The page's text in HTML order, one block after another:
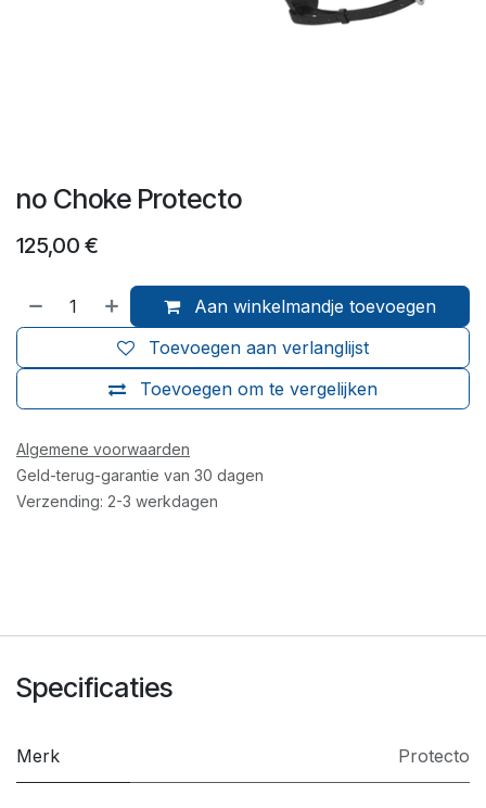
no Choke Protecto
125,00 €
Aan winkelmandje toevoegen
Toevoegen om te vergelijken
Toevoegen aan verlanglijst
Algemene voorwaarden
Geld-terug-garantie van 30 dagen
Verzending: 2-3 werkdagen
Specificaties
Merk Protecto